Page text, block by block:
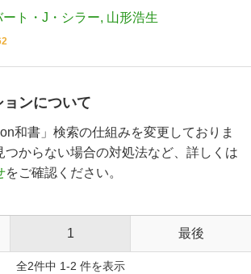
ート・J・シラー 山形浩生
ンについて
和書」検索の仕組みを変更しておりま
つからない場合の対処法など、詳しくは
をご確認ください。
1 最後
全2件中 1-2 件を表示